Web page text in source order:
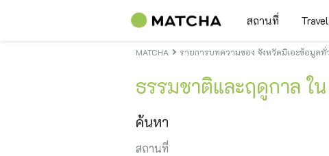
สถานที่
MATCHA รายการบทความของ จังหวัดมิเอะข้อมูลทั่
ธรรมชาติและฤดูกาล ใ
ค้นหา
สถานที่